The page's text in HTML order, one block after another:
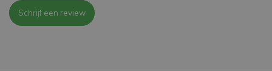
Schrijf een review